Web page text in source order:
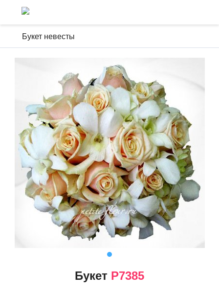
Букет невесты
Букет P7385